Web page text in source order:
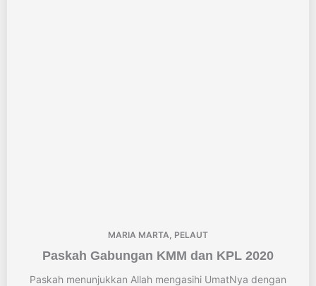
MARIA MARTA, PELAUT
Paskah Gabungan KMM dan KPL 2020
Paskah menunjukkan Allah mengasihi UmatNya dengan